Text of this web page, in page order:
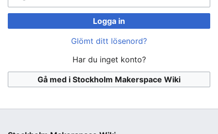
Logga in
Glömt ditt lösenord?
Har du inget konto?
Gå med i Stockholm Makerspace Wiki